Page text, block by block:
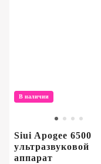
В наличии
Siui Apogee 6500
ультразвуковой
аппарат